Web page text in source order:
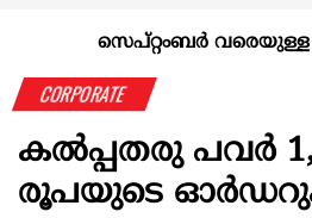
CALENDAR
KERALA @70
സെപ്റ്റംബർ വരെയുള്ള
CORPORATE
കൽപ്പതരു പവർ
രൂപയുടെ